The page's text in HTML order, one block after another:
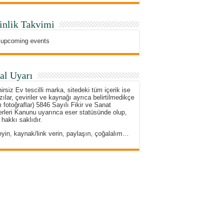
Takvimi
events
Uyarı
Ev tescilli marka, sitedeki tüm içerik ise
çeviriler ve kaynağı ayrıca belirtilmedikçe
fotoğraflar) 5846 Sayılı Fikir ve Sanat
Kanunu uyarınca eser statüsünde olup,
saklıdır.
kaynak/link verin, paylaşın, çoğalalım…